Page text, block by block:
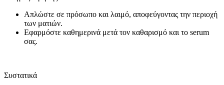
Απλώστε σε πρόσωπο και λαιμό, αποφεύγοντας την περιοχή
των ματιών.
Εφαρμόστε καθημερινά μετά τον καθαρισμό και το serum
σας.
Συστατικά